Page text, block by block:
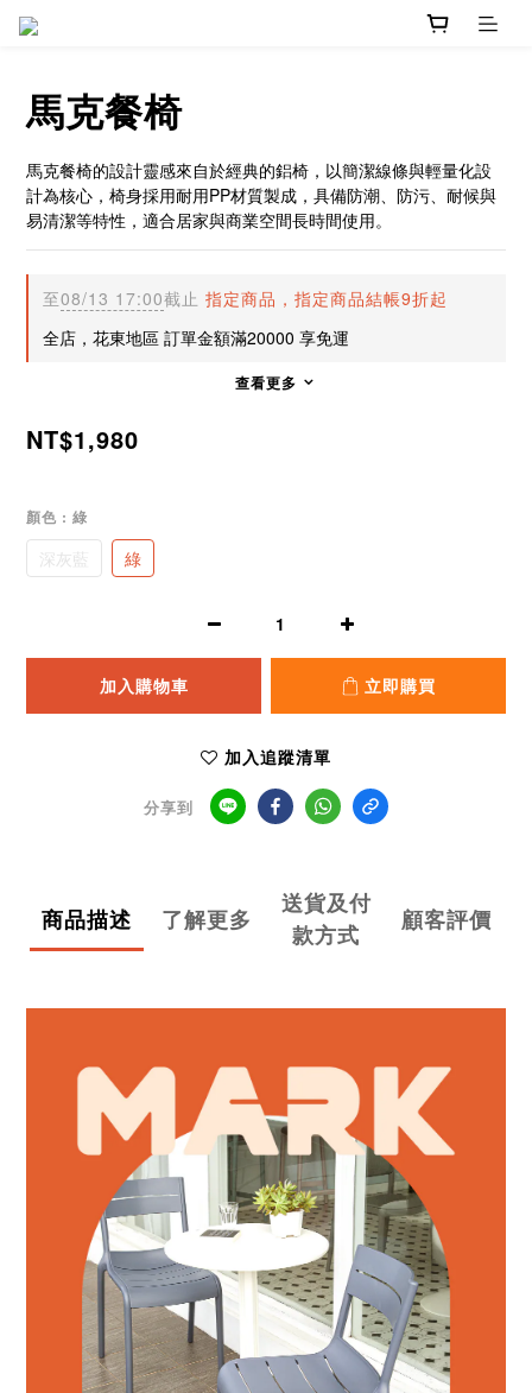
馬克餐椅
馬克餐椅的設計靈感來自於經典的鋁椅，以簡潔線條與輕量化設
計為核心，椅身採用耐用PP材質製成，具備防潮、防污、耐候與
易清潔等特性，適合居家與商業空間長時間使用。
至08/13 17:00截止 指定商品，指定商品結帳9折起
全店，花東地區 訂單金額滿20000 享免運
查看更多
NT$1,980
顏色 : 綠
深灰藍 綠
加入購物車 立即購買
加入追蹤清單
分享到
商品描述 了解更多
送貨及付
款方式
顧客評價